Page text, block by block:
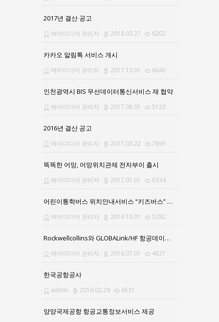
2017년 결산 공고
에어미디어 관리자 2018.03.27 6202
카카오 알림톡 서비스 개시
에어미디어 관리자 2017.10.01 6640
인천광역시 BIS 무선데이터통신서비스 재 협약
에어미디어 관리자 2017.08.01 5123
2016년 결산 공고
에어미디어 관리자 2017.03.22 7893
똑똑한 어망, 어망위치관제 전자부이 출시
에어미디어 관리자 2017.01.01 6334
어린이통학버스 위치안내서비스 “키즈버스” 앱(APP) 출시
에어미디어 관리자 2016.10.01 5282
Rockwellcollins와 GLOBALink/HF 항공데이터통신서비스 계약 체결
에어미디어 관리자 2016.07.01 4821
한국공항공사
admin 2016.02.29 6531
양양국제공항 항공교통정보서비스 제공